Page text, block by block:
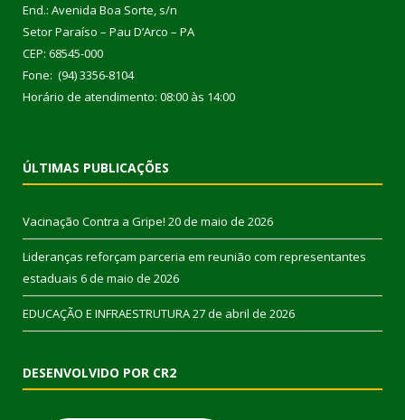
End.: Avenida Boa Sorte, s/n
Setor Paraíso – Pau D’Arco – PA
CEP: 68545-000
Fone: (94) 3356-8104
Horário de atendimento: 08:00 às 14:00
ÚLTIMAS PUBLICAÇÕES
Vacinação Contra a Gripe! 20 de maio de 2026
Lideranças reforçam parceria em reunião com representantes
estaduais 6 de maio de 2026
EDUCAÇÃO E INFRAESTRUTURA27 de abril de 2026
DESENVOLVIDO POR CR2